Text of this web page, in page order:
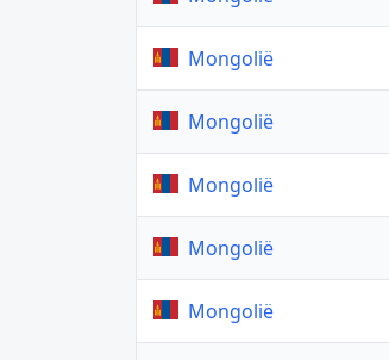
Mongolië
Mongolië
Mongolië
Mongolië
Mongolië